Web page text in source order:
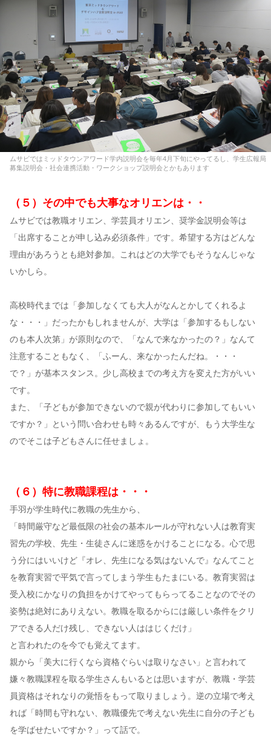
ムサビではミッドタウンアワード学内説明会を毎年4月下旬にやってるし、学生広報局
募集説明会・社会連携活動・ワークショップ説明会とかもあります
（５）その中でも大事なオリエンは・・
ムサビでは教職オリエン、学芸員オリエン、奨学金説明会等は
「出席することが申し込み必須条件」です。希望する方はどんな
理由があろうとも絶対参加。これはどの大学でもそうなんじゃな
いかしら。
高校時代までは「参加しなくても大人がなんとかしてくれるよ
な・・・」だったかもしれませんが、大学は「参加するもしない
のも本人次第」が原則なので、「なんで来なかったの？」なんて
注意することもなく、「ふーん、来なかったんだね。・・・
で？」が基本スタンス。少し高校までの考え方を変えた方がいい
です。
また、「子どもが参加できないので親が代わりに参加してもいい
ですか？」という問い合わせも時々あるんですが、もう大学生な
のでそこは子どもさんに任せましょ。
（６）特に教職課程は・・・
手羽が学生時代に教職の先生から、
「時間厳守など最低限の社会の基本ルールが守れない人は教育実
習先の学校、先生・生徒さんに迷惑をかけることになる。心で思
う分にはいいけど『オレ、先生になる気はないんで』なんてこと
を教育実習で平気で言ってしまう学生もたまにいる。教育実習は
受入校にかなりの負担をかけてやってもらってることなのでその
姿勢は絶対にありえない。教職を取るからには厳しい条件をクリ
アできる人だけ残し、できない人ははじくだけ」
と言われたのを今でも覚えてます。
親から「美大に行くなら資格ぐらいは取りなさい」と言われて
嫌々教職課程を取る学生さんもいるとは思いますが、教職・学芸
員資格はそれなりの覚悟をもって取りましょう。逆の立場で考え
れば「時間も守れない、教職優先で考えない先生に自分の子ども
を学ばせたいですか？」って話で。